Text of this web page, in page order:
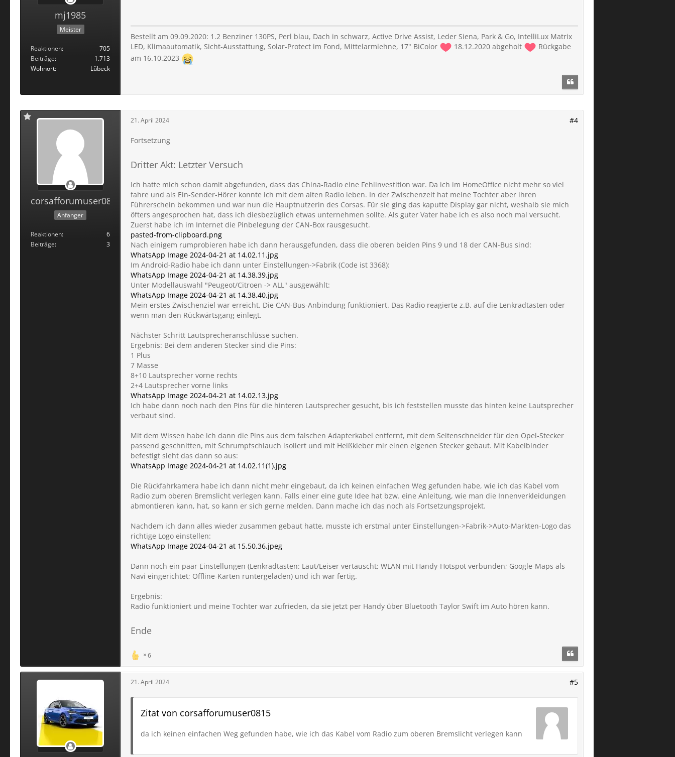
mj1985
Meister
Reaktionen
705
Beiträge
1.713
Wohnort
Lübeck
Bestellt am 09.09.2020: 1.2 Benziner 130PS, Perl blau, Dach in schwarz, Active Drive Assist, Leder Siena, Park & Go, IntelliLux Matrix
LED, Klimaautomatik, Sicht-Ausstattung, Solar-Protect im Fond, Mittelarmlehne, 17" BiColor
18.12.2020 abgeholt
Rückgabe
am 16.10.2023
corsafforumuser0815
Anfänger
Reaktionen
6
Beiträge
3
21. April 2024 #4
Fortsetzung
Dritter Akt: Letzter Versuch
Ich hatte mich schon damit abgefunden, dass das China-Radio eine Fehlinvestition war. Da ich im HomeOffice nicht mehr so viel
fahre und als Ein-Sender-Hörer konnte ich mit dem alten Radio leben. In der Zwischenzeit hat meine Tochter aber ihren
Führerschein bekommen und war nun die Hauptnutzerin des Corsas. Für sie ging das kaputte Display gar nicht, weshalb sie mich
öfters angesprochen hat, dass ich diesbezüglich etwas unternehmen sollte. Als guter Vater habe ich es also noch mal versucht.
Zuerst habe ich im Internet die Pinbelegung der CAN-Box rausgesucht.
pasted-from-clipboard.png
Nach einigem rumprobieren habe ich dann herausgefunden, dass die oberen beiden Pins 9 und 18 der CAN-Bus sind:
WhatsApp Image 2024-04-21 at 14.02.11.jpg
Im Android-Radio habe ich dann unter Einstellungen->Fabrik (Code ist 3368):
WhatsApp Image 2024-04-21 at 14.38.39.jpg
Unter Modellauswahl "Peugeot/Citroen -> ALL" ausgewählt:
WhatsApp Image 2024-04-21 at 14.38.40.jpg
Mein erstes Zwischenziel war erreicht. Die CAN-Bus-Anbindung funktioniert. Das Radio reagierte z.B. auf die Lenkradtasten oder
wenn man den Rückwärtsgang einlegt.
Nächster Schritt Lautsprecheranschlüsse suchen.
Ergebnis: Bei dem anderen Stecker sind die Pins:
1 Plus
7 Masse
8+10 Lautsprecher vorne rechts
2+4 Lautsprecher vorne links
WhatsApp Image 2024-04-21 at 14.02.13.jpg
Ich habe dann noch nach den Pins für die hinteren Lautsprecher gesucht, bis ich feststellen musste das hinten keine Lautsprecher
verbaut sind.
Mit dem Wissen habe ich dann die Pins aus dem falschen Adapterkabel entfernt, mit dem Seitenschneider für den Opel-Stecker
passend geschnitten, mit Schrumpfschlauch isoliert und mit Heißkleber mir einen eigenen Stecker gebaut. Mit Kabelbinder
befestigt sieht das dann so aus:
WhatsApp Image 2024-04-21 at 14.02.11(1).jpg
Die Rückfahrkamera habe ich dann nicht mehr eingebaut, da ich keinen einfachen Weg gefunden habe, wie ich das Kabel vom
Radio zum oberen Bremslicht verlegen kann. Falls einer eine gute Idee hat bzw. eine Anleitung, wie man die Innenverkleidungen
abmontieren kann, hat, so kann er sich gerne melden. Dann mache ich das noch als Fortsetzungsprojekt.
Nachdem ich dann alles wieder zusammen gebaut hatte, musste ich erstmal unter Einstellungen->Fabrik->Auto-Markten-Logo das
richtige Logo einstellen:
WhatsApp Image 2024-04-21 at 15.50.36.jpeg
Dann noch ein paar Einstellungen (Lenkradtasten: Laut/Leiser vertauscht; WLAN mit Handy-Hotspot verbunden; Google-Maps als
Navi eingerichtet; Offline-Karten runtergeladen) und ich war fertig.
Ergebnis:
Radio funktioniert und meine Tochter war zufrieden, da sie jetzt per Handy über Bluetooth Taylor Swift im Auto hören kann.
Ende
6
21. April 2024 #5
Zitat von corsafforumuser0815
da ich keinen einfachen Weg gefunden habe, wie ich das Kabel vom Radio zum oberen Bremslicht verlegen kann